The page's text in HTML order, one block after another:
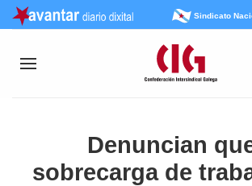
Sindicato
Denuncian
sobrecarga de